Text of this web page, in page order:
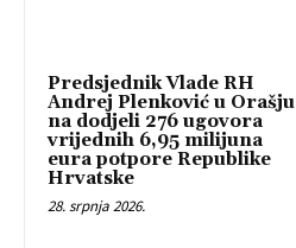
Predsjednik Vlade RH
Andrej Plenković u Orašju
na dodjeli 276 ugovora
vrijednih 6,95 milijuna
eura potpore Republike
Hrvatske
28. srpnja 2026.